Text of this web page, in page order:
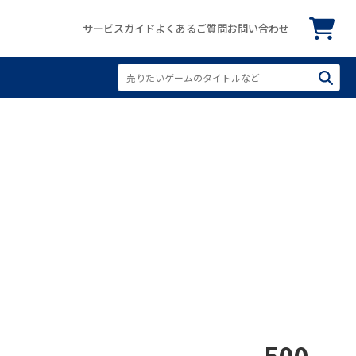
サービスガイドよくあるご質問お問い合わせ